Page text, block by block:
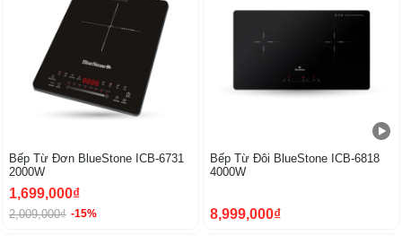
Bếp Từ Đơn BlueStone ICB-6731
2000W
1,699,000₫
2,009,000₫ -15%
Bếp Từ Đôi BlueStone ICB-6818
4000W
8,999,000₫